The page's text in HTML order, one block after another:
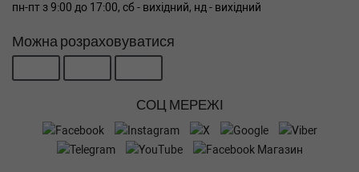
пн-пт з 9:00 до 17:00, сб - вихідний, нд - вихідний
Можна розраховуватися
СОЦ МЕРЕЖІ